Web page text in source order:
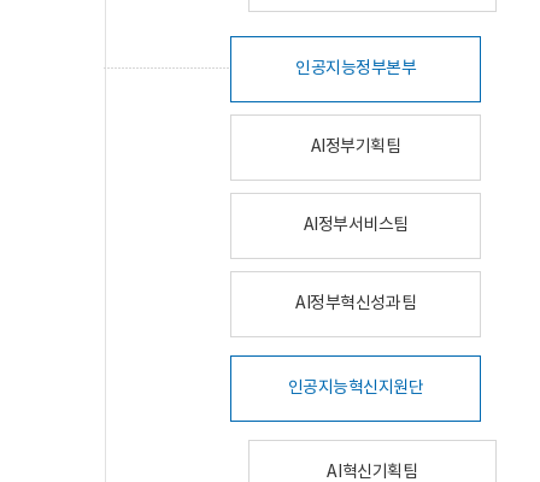
인공지능정부본부
AI정부기획팀
AI정부서비스팀
AI정부혁신성과팀
인공지능혁신지원단
AI혁신기획팀